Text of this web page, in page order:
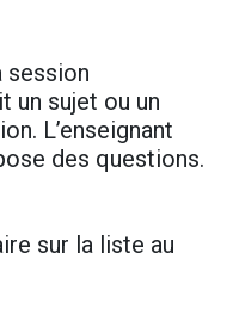
session
un sujet ou un
L’enseignant
des questions.
sur la liste au